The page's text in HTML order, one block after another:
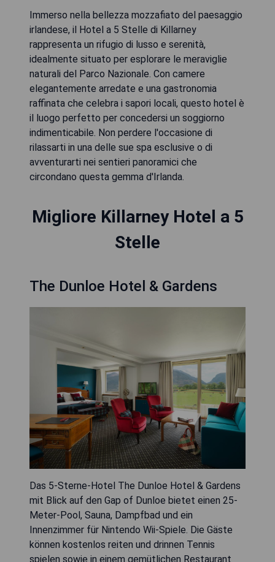
Immerso nella bellezza mozzafiato del paesaggio
irlandese, il Hotel a 5 Stelle di Killarney
rappresenta un rifugio di lusso e serenità,
idealmente situato per esplorare le meraviglie
naturali del Parco Nazionale. Con camere
elegantemente arredate e una gastronomia
raffinata che celebra i sapori locali, questo hotel è
il luogo perfetto per concedersi un soggiorno
indimenticabile. Non perdere l'occasione di
rilassarti in una delle sue spa esclusive o di
avventurarti nei sentieri panoramici che
circondano questa gemma d'Irlanda.
Migliore Killarney Hotel a 5
Stelle
The Dunloe Hotel & Gardens
Das 5-Sterne-Hotel The Dunloe Hotel & Gardens
mit Blick auf den Gap of Dunloe bietet einen 25-
Meter-Pool, Sauna, Dampfbad und ein
Innenzimmer für Nintendo Wii-Spiele. Die Gäste
können kostenlos reiten und drinnen Tennis
spielen sowie in einem gemütlichen Restaurant